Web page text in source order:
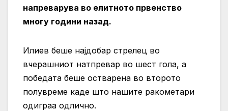
напреварува во елитното првенство
многу години назад.
Илиев беше најдобар стрелец во
вчерашниот натпревар во шест гола, а
победата беше остварена во второто
полувреме каде што нашите ракометари
одиграа одлично.